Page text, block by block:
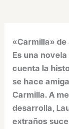
«Carmilla» de
Es una
cuenta la
se hace
Carmilla. A
desarrolla,
extraños